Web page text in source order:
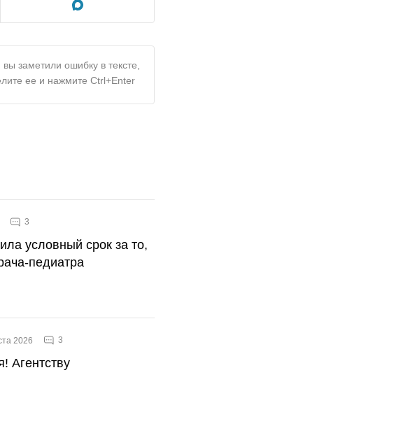
вы заметили ошибку в тексте,
ее и нажмите Ctrl+Enter
3
условный срок за то,
педиатра
2026 3
Агентству